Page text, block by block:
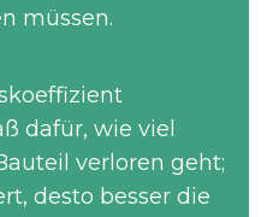
müssen.
dafür, wie viel
verloren geht;
desto besser die